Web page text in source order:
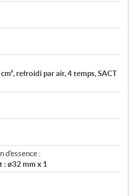
refroidi par air, 4 temps, SACT
d'essence :
ø32 mm x 1